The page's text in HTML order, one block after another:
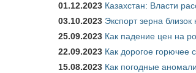
01.12.2023 Казахстан: Власти
03.10.2023 Экспорт зерна
25.09.2023 Как падение цен на
22.09.2023 Как дорогое горючее
15.08.2023 Как погодные